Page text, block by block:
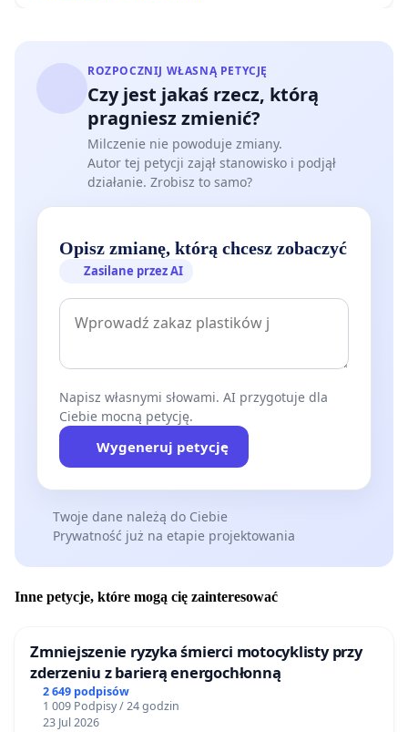
ROZPOCZNIJ WŁASNĄ PETYCJĘ
Czy jest jakaś rzecz, którą
pragniesz zmienić?
Milczenie nie powoduje zmiany.
Autor tej petycji zajął stanowisko i podjął
działanie. Zrobisz to samo?
Opisz zmianę, którą chcesz zobaczyć
Zasilane przez AI
Napisz własnymi słowami. AI przygotuje dla
Ciebie mocną petycję.
Wygeneruj petycję
Twoje dane należą do Ciebie
Prywatność już na etapie projektowania
Inne petycje, które mogą cię zainteresować
Zmniejszenie ryzyka śmierci motocyklisty przy
zderzeniu z barierą energochłonną
2 649 podpisów
1 009 Podpisy / 24 godzin
23 Jul 2026